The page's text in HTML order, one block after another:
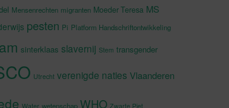
Mensenrechten migranten Moeder Teresa MS
pesten Pi Platform Handschriftontwikkeling
sinterklaas slavernij Stem transgender
Utrecht verenigde naties Vlaanderen
Water wetenschap WHO Zwarte Piet